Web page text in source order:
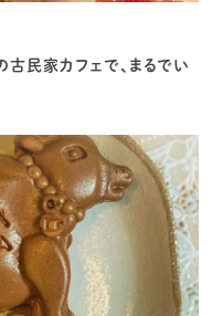
民家カフェで、まるでい